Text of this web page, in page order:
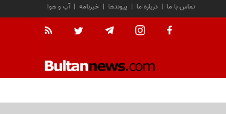
آب و هوا | خبرنامه | پیوندها | درباره ما | تماس با ما